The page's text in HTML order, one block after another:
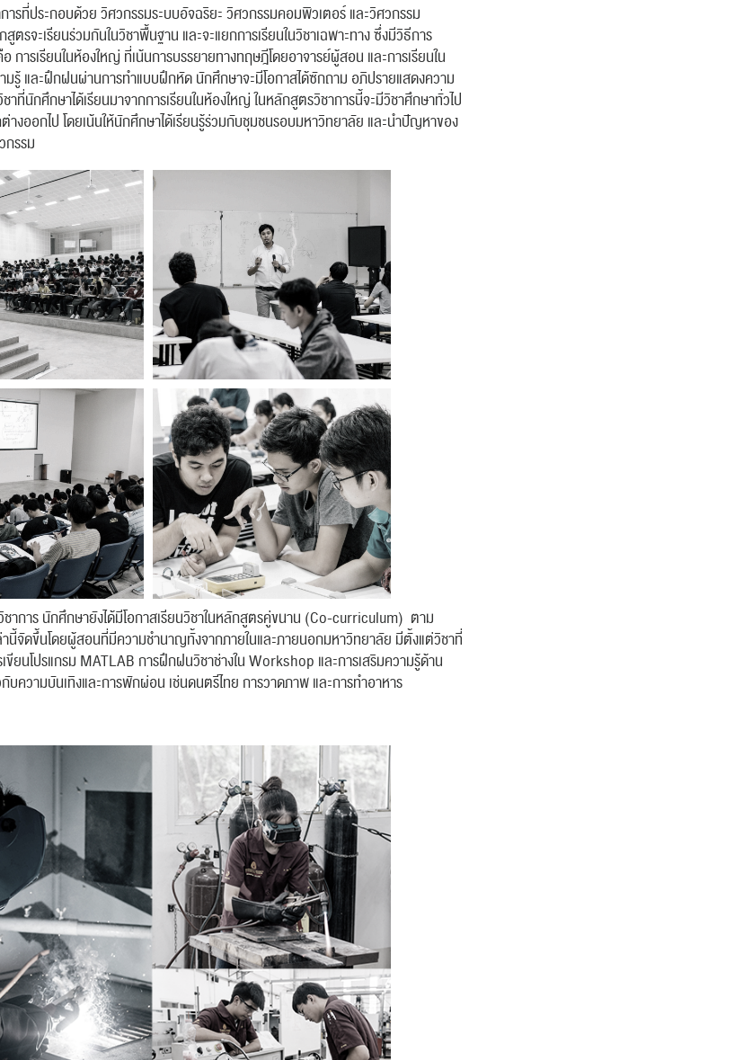
รที่ประกอบด้วย วิศวกรรมระบบอัจฉริยะ วิศวกรรมคอมพิวเตอร์ และวิศวกรรม
รจะเรียนร่วมกันในวิชาพื้นฐาน และจะแยกการเรียนในวิชาเฉพาะทาง ซึ่งมีวิธีการ
การเรียนในห้องใหญ่ ที่เน้นการบรรยายทางทฤษฎีโดยอาจารย์ผู้สอน และการเรียนใน
มรู้ และฝึกฝนผ่านการทำแบบฝึกหัด นักศึกษาจะมีโอกาสได้ซักถาม อภิปรายแสดงความ
าที่นักศึกษาได้เรียนมาจากการเรียนในห้องใหญ่ ในหลักสูตรวิชาการนี้จะมีวิชาศึกษาทั่วไป
างออกไป โดยเน้นให้นักศึกษาได้เรียนรู้ร่วมกับชุมชนรอบมหาวิทยาลัย และนำปัญหาของ
รรม
าการ นักศึกษายังได้มีโอกาสเรียนวิชาในหลักสูตรคู่ขนาน (Co-curriculum) ตาม
นี้จัดขึ้นโดยผู้สอนที่มีความชำนาญทั้งจากภายในและภายนอกมหาวิทยาลัย มีตั้งแต่วิชาที่
ขียนโปรแกรม MATLAB การฝึกฝนวิชาช่างใน Workshop และการเสริมความรู้ด้าน
บความบันเทิงและการพักผ่อน เช่นดนตรีไทย การวาดภาพ และการทำอาหาร
ส่งข่าวประชาสัมพันธ์
ส่งข่าวประชาสัมพันธ์
RC Activity